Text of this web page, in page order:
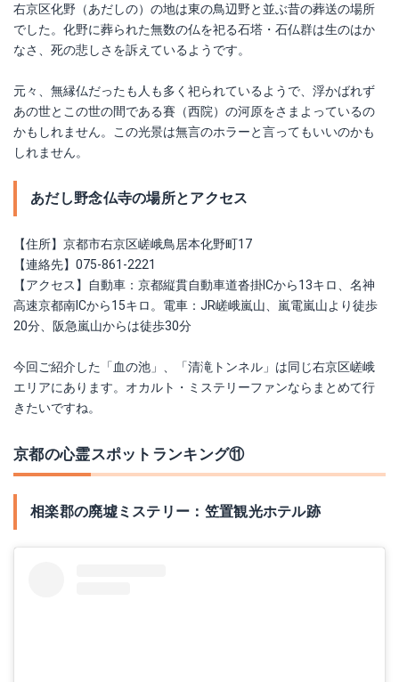
右京区化野（あだしの）の地は東の鳥辺野と並ぶ昔の葬送の場所
でした。化野に葬られた無数の仏を祀る石塔・石仏群は生のはか
なさ、死の悲しさを訴えているようです。
元々、無縁仏だったも人も多く祀られているようで、浮かばれず
あの世とこの世の間である賽（西院）の河原をさまよっているの
かもしれません。この光景は無言のホラーと言ってもいいのかも
しれません。
あだし野念仏寺の場所とアクセス
【住所】京都市右京区嵯峨鳥居本化野町17
【連絡先】075-861-2221
【アクセス】自動車：京都縦貫自動車道沓掛ICから13キロ、名神
高速京都南ICから15キロ。電車：JR嵯峨嵐山、嵐電嵐山より徒歩
20分、阪急嵐山からは徒歩30分
今回ご紹介した「血の池」、「清滝トンネル」は同じ右京区嵯峨
エリアにあります。オカルト・ミステリーファンならまとめて行
きたいですね。
京都の心霊スポットランキング⑪
相楽郡の廃墟ミステリー：笠置観光ホテル跡